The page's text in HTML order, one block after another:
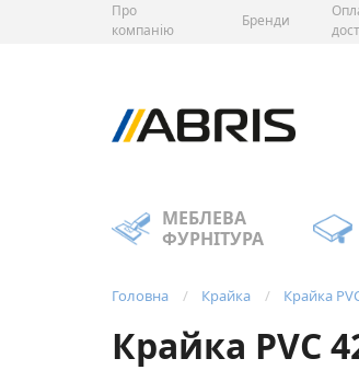
Про
компанію
Бренди
МЕБЛЕВА
ФУРНІТУРА
Головна Крайка Крайка
Крайка PVC